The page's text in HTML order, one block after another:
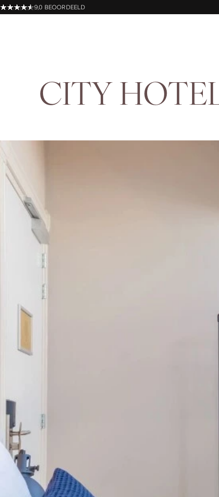
9,0 BEOORDEELD
CITYHOTE